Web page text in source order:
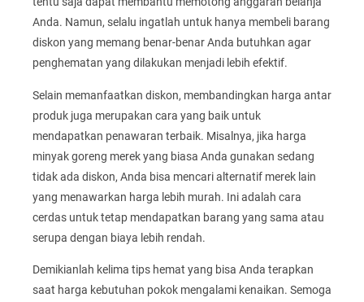
Anda. Namun, selalu ingatlah untuk hanya membeli barang
diskon yang memang benar-benar Anda butuhkan agar
penghematan yang dilakukan menjadi lebih efektif.
Selain memanfaatkan diskon, membandingkan harga antar
produk juga merupakan cara yang baik untuk
mendapatkan penawaran terbaik. Misalnya, jika harga
minyak goreng merek yang biasa Anda gunakan sedang
tidak ada diskon, Anda bisa mencari alternatif merek lain
yang menawarkan harga lebih murah. Ini adalah cara
cerdas untuk tetap mendapatkan barang yang sama atau
serupa dengan biaya lebih rendah.
Demikianlah kelima tips hemat yang bisa Anda terapkan
saat harga kebutuhan pokok mengalami kenaikan. Semoga